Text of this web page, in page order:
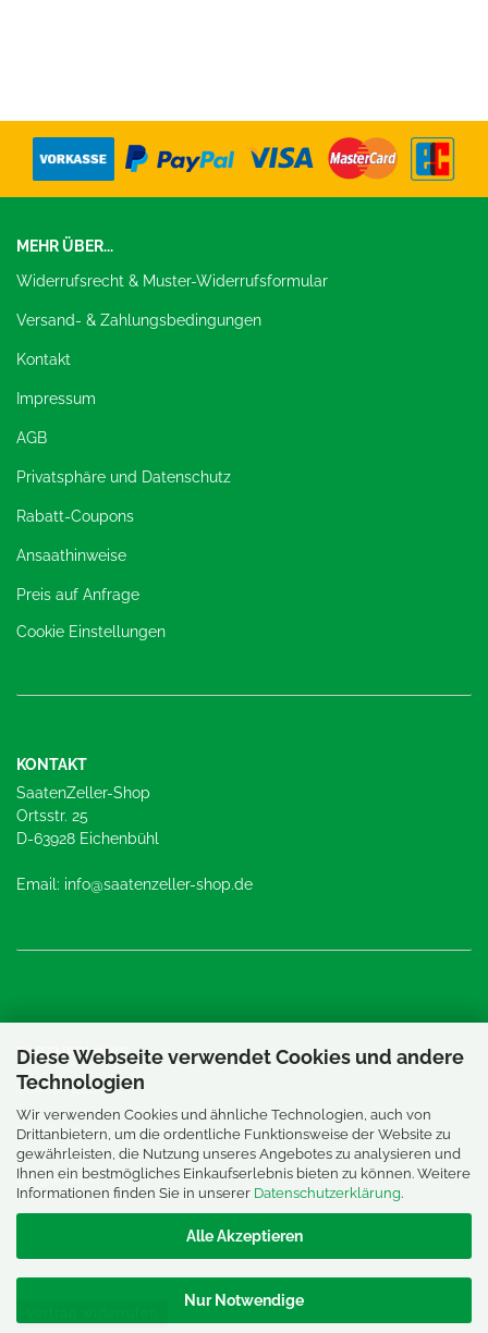
Diese Webseite verwendet Cookies und andere
Technologien
Wir verwenden Cookies und ähnliche Technologien, auch von
Drittanbietern, um die ordentliche Funktionsweise der Website zu
gewährleisten, die Nutzung unseres Angebotes zu analysieren und
Ihnen ein bestmögliches Einkaufserlebnis bieten zu können. Weitere
Informationen finden Sie in unserer Datenschutzerklärung.
Alle Akzeptieren
Nur Notwendige
MEHR ÜBER...
Widerrufsrecht & Muster-Widerrufsformular
Versand- & Zahlungsbedingungen
Kontakt
Impressum
AGB
Privatsphäre und Datenschutz
Rabatt-Coupons
Ansaathinweise
Preis auf Anfrage
Cookie Einstellungen
KONTAKT
SaatenZeller-Shop
Ortsstr. 25
D-63928 Eichenbühl
Email: info@saatenzeller-shop.de
PARTNERLINKS
Saaten Zeller
SaatProfi24
EleganSaat